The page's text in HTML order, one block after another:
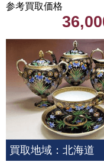
参考買取価格
買取地域：北海道